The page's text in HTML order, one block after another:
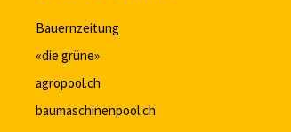
Bauernzeitung
«die grüne»
agropool.ch
baumaschinenpool.ch